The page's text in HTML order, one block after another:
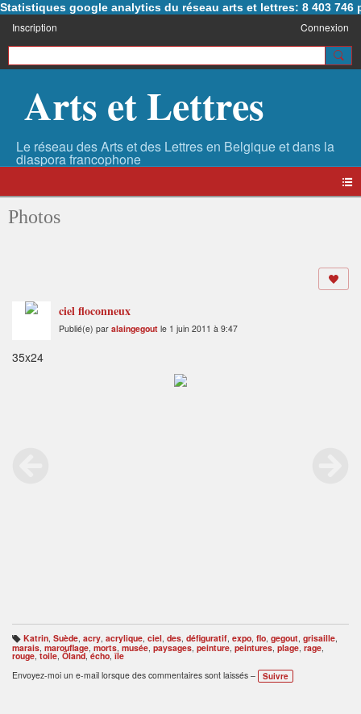
Statistiques google analytics du réseau arts et lettres: 8 403 746
Inscription Connexion
Arts et Lettres
Photos
ciel floconneux
Publié(e) par alaingegout le 1 juin 2011 à 9:47
35x24
B
ali
s
e
s
Katrin, Suède, acry, acrylique, ciel, des, défiguratif, expo, flo, gegout, grisaille,
marais marouflage morts musée paysages peinture peintures plage rage
rouge toile Öland ,écho île
Envoyez-moi un e-mail lorsque des commentaires sont laissés –
Suivre